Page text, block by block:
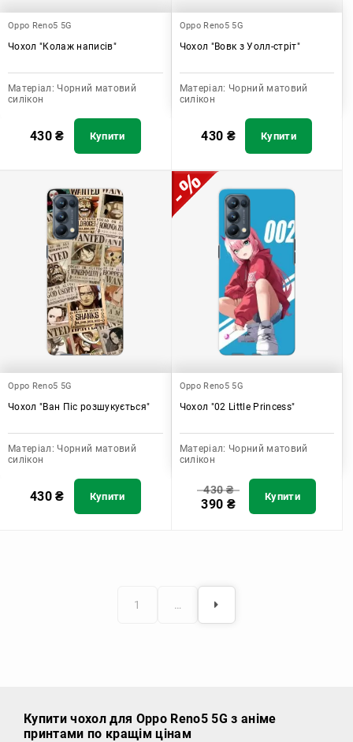
Oppo Reno5 5G
Чохол "Колаж написів"
Матеріал: Чорний матовий
силікон
430₴ Купити
Oppo Reno5 5G
Чохол "Вовк з Уолл-стріт"
Матеріал: Чорний матовий
силікон
430 ₴ Купити
Oppo Reno5 5G
Чохол "Ван Піс розшукується"
Матеріал: Чорний матовий
силікон
430₴ Купити
Oppo Reno5 5G
Чохол "02 Little Princess"
Матеріал: Чорний матовий
силікон
430₴
390 ₴ Купити
1 …
Купити чохол для Oppo Reno5 5G з аніме
принтами по кращім цінам